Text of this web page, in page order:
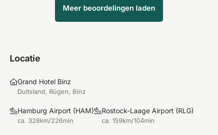
Meer beoordelingen laden
Locatie
Grand Hotel Binz
Duitsland, Rügen, Binz
Hamburg Airport (HAM)
ca. 328km/226min
Rostock-Laage Airport (RLG)
ca. 159km/104min